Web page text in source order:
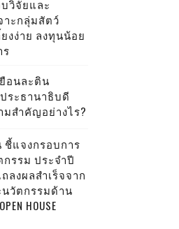
วิจัยและ
าะกลุ่มสัตว์
งง่าย ลงทุนน้อย
อนละติน
ระธานาธิบดี
สำคัญอย่างไร?
ชี้แจงกรอบการ
รรม ประจำปี
ลงผลสำเร็จจาก
วัตกรรมด้าน
HOUSE